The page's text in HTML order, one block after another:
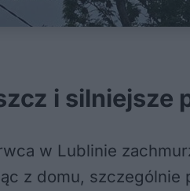
i silniejsze
w Lublinie
z domu, szczególnie